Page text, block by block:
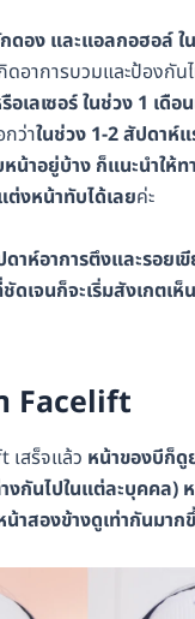
ดอง และแอลกอฮอล์
ดอาการบวมและป้องกัน
เลเซอร์ ในช่วง 1 เดือ
ว่าในช่วง 1-2 สัปดาห์
น้าอยู่บ้าง ก็แนะนำให้ท
ต่งหน้าทับได้เลยค่ะ
าห์อาการตึงและรอยเ
เจนก็จะเริ่มสังเกตเห็
Facelift
เสร็จแล้ว หน้าของบีก็
กันไปในแต่ละบุคคล) ห
าสองข้างดูเท่ากันมาก